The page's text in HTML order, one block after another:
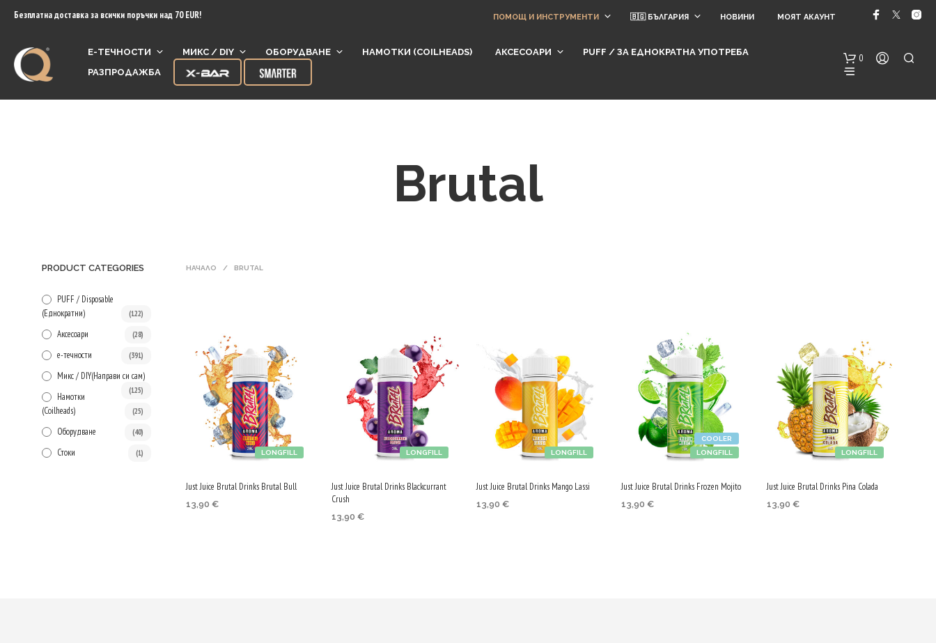
content
Безплатна доставка за всички поръчки над 70 EUR! ПОМОЩ И ИНСТРУМЕНТИ 🇧🇬 БЪЛГАРИЯ НОВИНИ МОЯТ АКАУНТ
Е-ТЕЧНОСТИ МИКС / DIY ОБОРУДВАНЕ НАМОТКИ (СOILHEADS) АКСЕСОАРИ
​PUFF / ЗА ЕДНОКРАТНА УПОТРЕБА
РАЗПРОДАЖБА
0
У
Л
В
К
О
Л
Brutal
PRODUCT CATEGORIES
PUFF / Disposable
(Еднократни)
(122)
Аксесоари (28)
е-течности (391)
Микс / DIY(Направи си сам)
(125)
Намотки
(Сoilheads)
(25)
Оборудване (40)
Стоки (1)
НАЧАЛО / BRUTAL
LONGFILL
Just Juice Brutal Drinks Brutal Bull
13,90€
LONGFILL
Just Juice Brutal Drinks Blackcurrant
Crush
13,90 €
LONGFILL
Just Juice Brutal Drinks Mango Lassi
13,90 €
LONGFILL
COOLER
Just Juice Brutal Drinks Frozen Mojito
13,90€
LONGFILL
Just Juice Brutal Drinks Pina Colada
13,90 €